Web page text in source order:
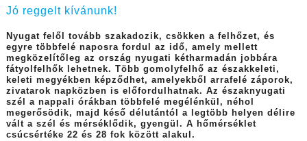
Jó reggelt kívánunk!
Nyugat felől tovább szakadozik, csökken a felhőzet, és
egyre többfelé naposra fordul az idő, amely mellett
megközelítőleg az ország nyugati kétharmadán jobbára
fátyolfelhők lehetnek. Több gomolyfelhő az északkeleti,
keleti megyékben képződhet, amelyekből arrafelé záporok,
zivatarok napközben is előfordulhatnak. Az északnyugati
szél a nappali órákban többfelé megélénkül, néhol
megerősödik, majd késő délutántól a legtöbb helyen délire
vált a szél és mérséklődik, gyengül. A hőmérséklet
csúcsértéke 22 és 28 fok között alakul.